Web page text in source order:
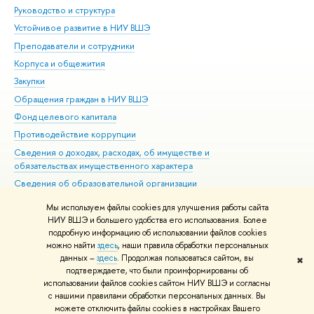
Мы используем файлы cookies для улучшения работы сайта
НИУ ВШЭ и большего удобства его использования. Более
подробную информацию об использовании файлов cookies
можно найти здесь, наши правила обработки персональных
данных –здесь. Продолжая пользоваться сайтом, вы
подтверждаете, что были проинформированы об
использовании файлов cookies сайтом НИУ ВШЭ и согласны
с нашими правилами обработки персональных данных. Вы
можете отключить файлы cookies в настройках Вашего
✖
Руководство и структура
Устойчивое развитие в НИУ ВШЭ
Преподаватели и сотрудники
Корпуса и общежития
Закупки
Обращения граждан в НИУ ВШЭ
Фонд целевого капитала
Противодействие коррупции
Сведения о доходах, расходах, об имуществе и
обязательствах имущественного характера
Сведения об образовательной организации
Людям с ограниченными возможностями здоровья
Единая платежная страница
Работа в Вышке
© НИУ ВШЭ 1993–2026 Адреса и контакты Условия использования
материалов Политика конфиденциальности Карта сайта
Шрифты HSE Sans и HSE Slab разработаны вШколе дизайна НИУ ВШЭ